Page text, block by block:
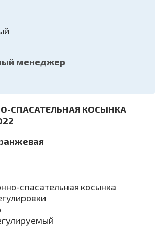
менеджер
СПАСАТЕЛЬНАЯ КОСЫНКА
спасательная косынка